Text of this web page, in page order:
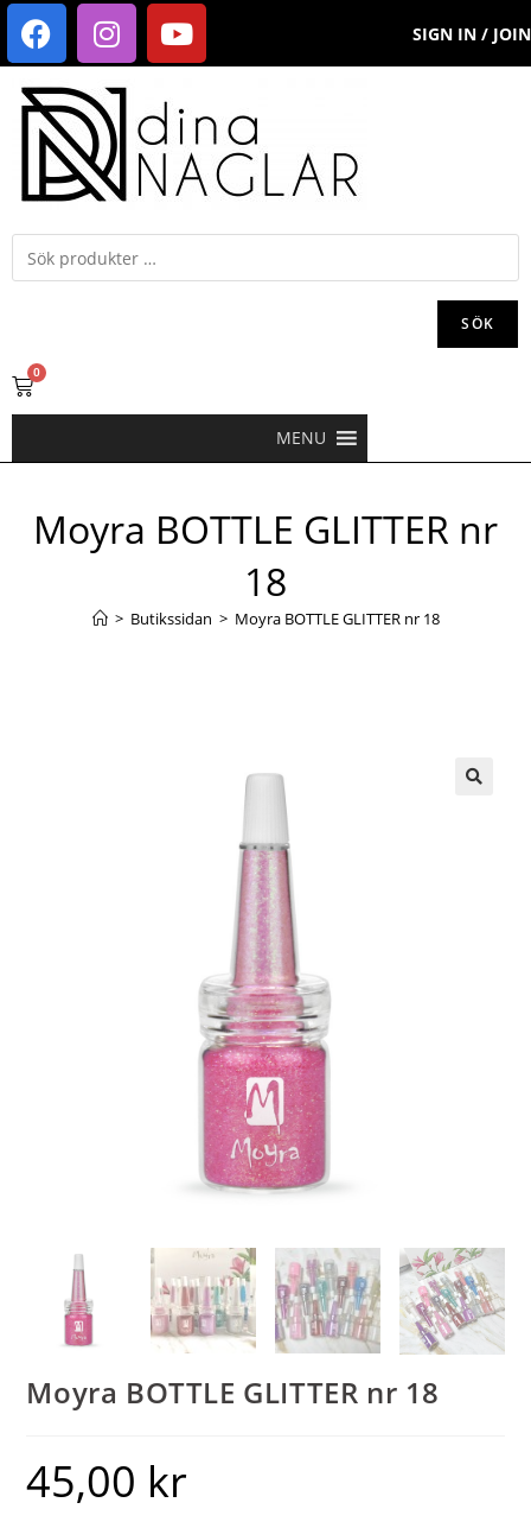
SIGN IN / JOIN
SÖK
0
MENU
Moyra BOTTLE GLITTER nr
18
> Butikssidan > Moyra BOTTLE GLITTER nr 18
Moyra BOTTLE GLITTER nr 18
45,00 kr